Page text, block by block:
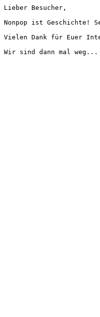
Lieber Besucher,
Nonpop ist Geschichte!
Vielen Dank für Euer
Wir sind dann mal weg...